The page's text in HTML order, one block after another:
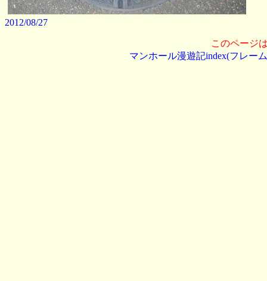
2012/08/27
このページ
マンホール漫遊記index(フレー